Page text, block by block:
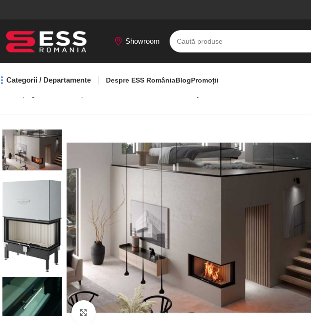
Showroom
Categorii / Departamente Despre ESS RomâniaBlogPromoții
Faceți click pentru a mări